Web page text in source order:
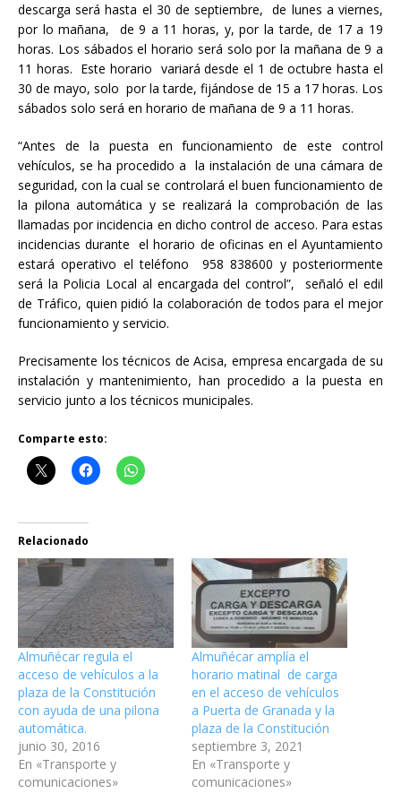
descarga será hasta el 30 de septiembre, de lunes a viernes,
por lo mañana, de 9 a 11 horas, y, por la tarde, de 17 a 19
horas. Los sábados el horario será solo por la mañana de 9 a
11 horas. Este horario variará desde el 1 de octubre hasta el
30 de mayo, solo por la tarde, fijándose de 15 a 17 horas. Los
sábados solo será en horario de mañana de 9 a 11 horas.
“Antes de la puesta en funcionamiento de este control
vehículos, se ha procedido a la instalación de una cámara de
seguridad, con la cual se controlará el buen funcionamiento de
la pilona automática y se realizará la comprobación de las
llamadas por incidencia en dicho control de acceso. Para estas
incidencias durante el horario de oficinas en el Ayuntamiento
estará operativo el teléfono 958 838600 y posteriormente
será la Policia Local al encargada del control”, señaló el edil
de Tráfico, quien pidió la colaboración de todos para el mejor
funcionamiento y servicio.
Precisamente los técnicos de Acisa, empresa encargada de su
instalación y mantenimiento, han procedido a la puesta en
servicio junto a los técnicos municipales.
Comparte esto:
Relacionado
Almuñécar regula el
acceso de vehículos a la
plaza de la Constitución
con ayuda de una pilona
automática.
junio 30, 2016
En «Transporte y
comunicaciones»
Almuñécar amplía el
horario matinal de carga
en el acceso de vehículos
a Puerta de Granada y la
plaza de la Constitución
septiembre 3, 2021
En «Transporte y
comunicaciones»